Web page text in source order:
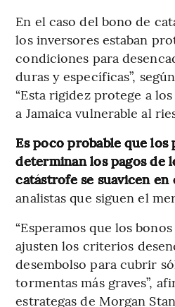
En el caso del bono de
los inversores estaban
condiciones para
duras y específicas”,
“Esta rigidez protege a
a Jamaica vulnerable al
Es poco probable que los
determinan los pagos de
catástrofe se suavicen
analistas que siguen el
“Esperamos que los
ajusten los criterios
desembolso para cubrir
tormentas más graves”,
estrategas de Morgan